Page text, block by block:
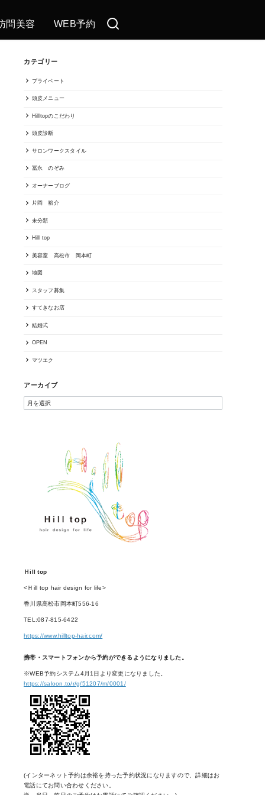
問美容 WEB予約
カテゴリー
プライベート
頭皮メニュー
Hilltopのこだわり
頭皮診断
サロンワークスタイル
冨永 のぞみ
オーナーブログ
片岡 裕介
未分類
Hill top
美容室 高松市 岡本町
地図
スタッフ募集
すてきなお店
結婚式
OPEN
マツエク
アーカイブ
Ｈill top
<Ｈill top hair design for life>
香川県高松市岡本町556-16
TEL:087-815-6422
https://www.hilltop-hair.com/
携帯・スマートフォンから予約ができるようになりました。
※WEB予約システム4月1日より変更になりました。
https://saloon.to/r/g/51207/m/0001/
(インターネット予約は余裕を持った予約状況になりますので、詳細はお
電話にてお問い合わせください。